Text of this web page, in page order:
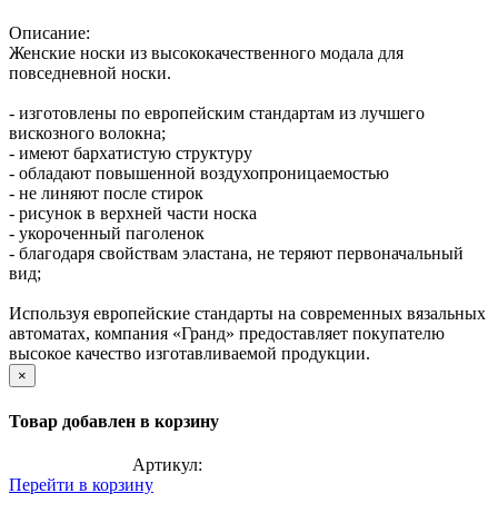
Описание:
Женские носки из высококачественного модала для
повседневной носки.
- изготовлены по европейским стандартам из лучшего
вискозного волокна;
- имеют бархатистую структуру
- обладают повышенной воздухопроницаемостью
- не линяют после стирок
- рисунок в верхней части носка
- укороченный паголенок
- благодаря свойствам эластана, не теряют первоначальный
вид;
Используя европейские стандарты на современных вязальных
автоматах, компания «Гранд» предоставляет покупателю
высокое качество изготавливаемой продукции.
×
Товар добавлен в корзину
Артикул:
Перейти в корзину